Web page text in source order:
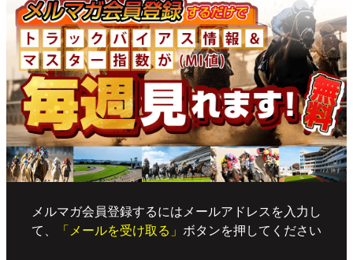
メルマガ会員登録するにはメールアドレスを入力し
て、
「メールを受け取る」 ボタンを押してください